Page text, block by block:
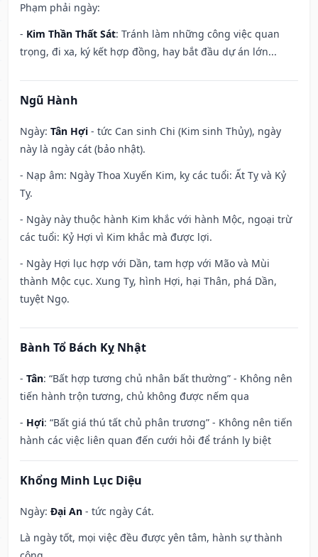
Phạm phải ngày:
- Kim Thần Thất Sát: Tránh làm những công việc quan
trọng, đi xa, ký kết hợp đồng, hay bắt đầu dự án lớn...
Ngũ Hành
Ngày: Tân Hợi - tức Can sinh Chi (Kim sinh Thủy), ngày
này là ngày cát (bảo nhật).
- Nạp âm: Ngày Thoa Xuyến Kim, kỵ các tuổi: Ất Tỵ và Kỷ
Tỵ.
- Ngày này thuộc hành Kim khắc với hành Mộc, ngoại trừ
các tuổi: Kỷ Hợi vì Kim khắc mà được lợi.
- Ngày Hợi lục hợp với Dần, tam hợp với Mão và Mùi
thành Mộc cục. Xung Tỵ, hình Hợi, hại Thân, phá Dần,
tuyệt Ngọ.
Bành Tổ Bách Kỵ Nhật
- Tân: “Bất hợp tương chủ nhân bất thường” - Không nên
tiến hành trộn tương, chủ không được nếm qua
- Hợi: “Bất giá thú tất chủ phân trương” - Không nên tiến
hành các việc liên quan đến cưới hỏi để tránh ly biệt
Khổng Minh Lục Diệu
Ngày: Đại An - tức ngày Cát.
Là ngày tốt, mọi việc đều được yên tâm, hành sự thành